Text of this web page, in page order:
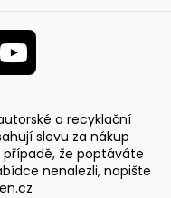
a recyklační
slevu za nákup
že poptáváte
nenalezli, napište